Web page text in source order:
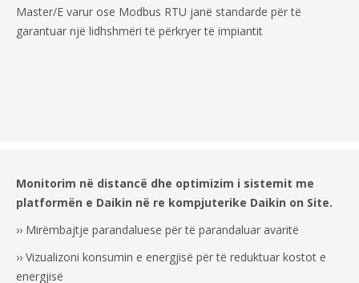
Master/E varur ose Modbus RTU janë standarde për të
garantuar një lidhshmëri të përkryer të impiantit
Monitorim në distancë dhe optimizim i sistemit me
platformën e Daikin në re kompjuterike Daikin on Site.
›› Mirëmbajtje parandaluese për të parandaluar avaritë
›› Vizualizoni konsumin e energjisë për të reduktuar kostot e
energjisë